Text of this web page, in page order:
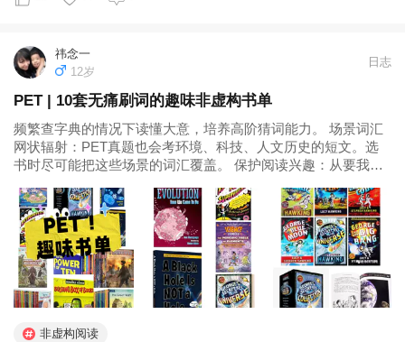
祎念一
12岁
日志
PET | 10套无痛刷词的趣味非虚构书单
频繁查字典的情况下读懂大意，培养高阶猜词能力。 场景词汇
网状辐射：PET真题也会考环境、科技、人文历史的短文。选
书时尽可能把这些场景的词汇覆盖。 保护阅读兴趣：从要我读
| 从入门到通关，一篇理清所有困惑 3分钟定级KET/PET/FCE，
剑桥官方免费自测网站 为什么要让小学娃冲刺FCE？这从来不
是一场应试的狂奔 为什么顶尖中学的门票，是在小学里“偷
偷”发掉的？...
非虚构阅读